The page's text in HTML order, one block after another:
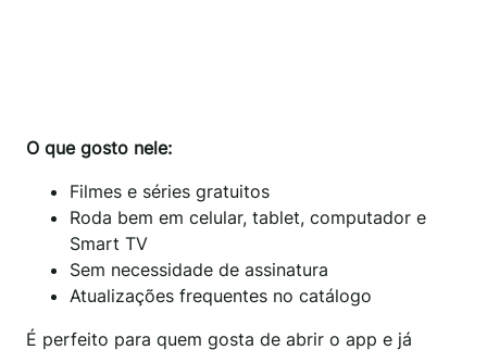
O que gosto nele:
Filmes e séries gratuitos
Roda bem em celular, tablet, computador e
Smart TV
Sem necessidade de assinatura
Atualizações frequentes no catálogo
É perfeito para quem gosta de abrir o app e já